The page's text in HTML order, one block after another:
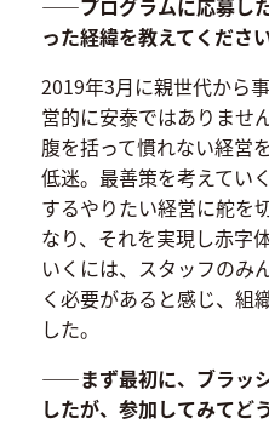
――プログラムに応募し
った経緯を教えてください
2019年3月に親世代から
営的に安泰ではありませ
腹を括って慣れない経営
低迷。最善策を考えてい
するやりたい経営に舵を
なり、それを実現し赤字
いくには、スタッフのみ
く必要があると感じ、組
した。
――まず最初に、ブラッ
したが、参加してみてど